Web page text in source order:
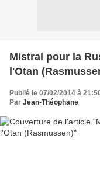
Mistral pour la
l'Otan
Publié le 07/02/2014 à
Par Jean-Théophane